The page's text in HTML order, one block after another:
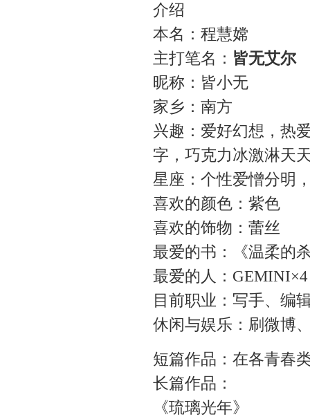
介绍
本名：程慧嫦
主打笔名： 皆无艾尔
昵称：皆小无
家乡：南方
兴趣：爱好幻想，热
字，巧克力冰激淋天
星座：个性爱憎分明
喜欢的颜色：紫色
喜欢的饰物：蕾丝
最爱的书：《温柔的
最爱的人：
目前职业：写手、编
休闲与娱乐：刷微博
短篇作品：在各青春
长篇作品：
《琉璃光年》